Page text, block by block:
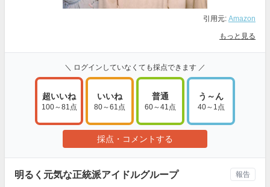
引用元: Amazon
もっと見る
＼ ログインしていなくても採点できます ／
超いいね
100～81点
いいね
80～61点
普通
60～41点
う～ん
40～1点
採点・コメントする
明るく元気な正統派アイドルグループ 報告